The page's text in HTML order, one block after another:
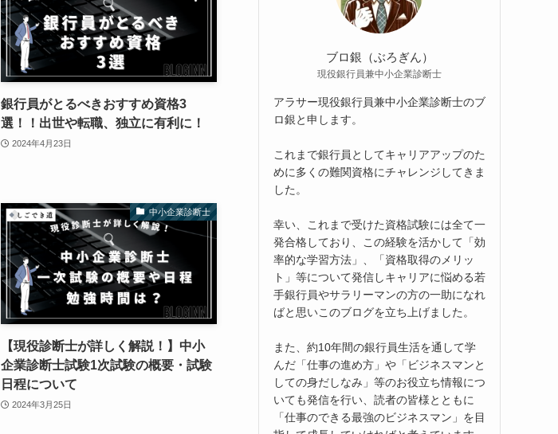
銀行員がとるべきおすすめ資格3
選！！出世や転職、独立に有利に！
2024年4月23日
中小企業診断士
【現役診断士が詳しく解説！】中小
企業診断士試験1次試験の概要・試験
日程について
2024年3月25日
ブロ銀（ぶろぎん）
現役銀行員兼中小企業診断士
アラサー現役銀行員兼中小企業診断士のブ
ロ銀と申します。
これまで銀行員としてキャリアアップのた
めに多くの難関資格にチャレンジしてきま
した。
幸い、これまで受けた資格試験には全て一
発合格しており、この経験を活かして「効
率的な学習方法」、「資格取得のメリッ
ト」等について発信しキャリアに悩める若
手銀行員やサラリーマンの方の一助になれ
ばと思いこのブログを立ち上げました。
また、約10年間の銀行員生活を通して学
んだ「仕事の進め方」や「ビジネスマンと
しての身だしなみ」等のお役立ち情報につ
いても発信を行い、読者の皆様とともに
「仕事のできる最強のビジネスマン」を目